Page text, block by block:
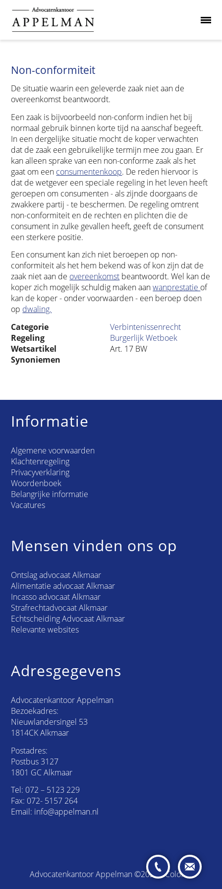
Non-conformiteit
De situatie waarin een geleverde zaak niet aan de
overeenkomst beantwoordt.
Een zaak is bijvoorbeeld non-conform indien het bij
normaal gebruik binnen korte tijd na aanschaf begeeft.
In een dergelijke situatie mocht de koper verwachten
dat de zaak een gebruikelijke termijn mee zou gaan. Er
kan alleen sprake van een non-conforme zaak als het
gaat om een consumentenkoop. De reden hiervoor is
dat de wetgever een speciale regeling in het leven heeft
geroepen om consumenten - als zijnde doorgaans de
zwakkere partij - te beschermen. De regeling omtrent
non-conformiteit en de rechten en plichten die de
consument in zulke gevallen heeft, geeft de consument
een sterkere positie.
Een consument kan zich niet beroepen op non-
conformiteit als het hem bekend was of kon zijn dat de
zaak niet aan de overeenkomst beantwoordt. Wel kan de
koper zich mogelijk schuldig maken aanwanprestatie of
kan de koper - onder voorwaarden - een beroep doen
op dwaling.
Categorie
Verbintenissenrecht
Regeling
Burgerlijk Wetboek
Wetsartikel
Art. 17 BW
Synoniemen
Informatie
Algemene voorwaarden
Klachtenregeling
Privacyverklaring
Woordenboek
Belangrijke informatie
Vacatures
Mensen vinden ons op
Ontslag advocaat Alkmaar
Alimentatie advocaat Alkmaar
Incasso advocaat Alkmaar
Strafrechtadvocaat Alkmaar
Echtscheiding Advocaat Alkmaar
Relevante websites
Adresgegevens
Advocatenkantoor Appelman
Bezoekadres:
Nieuwlandersingel 53
1814CK Alkmaar
Postadres:
Postbus 3127
1801 GC Alkmaar
Tel: 072 – 5123 229
Fax: 072- 5157 264
Email: info@appelman.nl
Advocatenkantoor Appelman ©2026 /Colofon